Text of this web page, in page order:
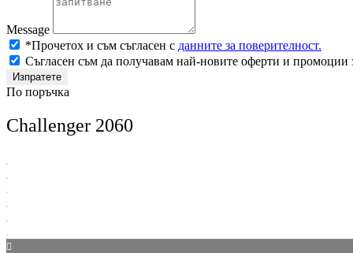
Message
*Прочетох и съм съгласен с данните за поверителност.
Съгласен съм да получавам най-новите оферти и
Изпратете
По поръчка
Challenger 2060